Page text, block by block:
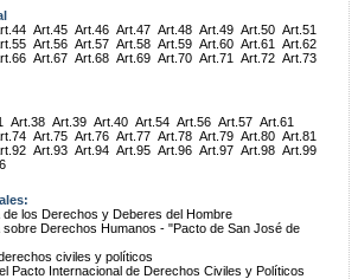
Art.45 Art.46 Art.47 Art.48 Art.49 Art.50 Art.51
Art.56 Art.57 Art.58 Art.59 Art.60 Art.61
Art.62
Art.67 Art.68 Art.69 Art.70 Art.71 Art.72 Art.73
Art.38 Art.39 Art.40 Art.54 Art.56 Art.57 Art.61
Art.75 Art.76 Art.77 Art.78 Art.79 Art.80 Art.81
Art.93 Art.94 Art.95 Art.96 Art.97 Art.98 Art.99
los Derechos y Deberes del Hombre
sobre Derechos Humanos - "Pacto de San José de
civiles y políticos
Pacto Internacional de Derechos Civiles y Políticos